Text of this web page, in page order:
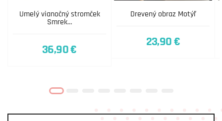
Umelý vianočný stromček
Smrek…
36,90 €
Drevený obraz Motýľ
23,90 €